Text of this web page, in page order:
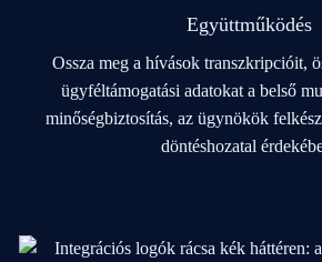
Együttműködés
Ossza meg a hívások transzkripcióit,
ügyféltámogatási adatokat a belső
minőségbiztosítás, az ügynökök
döntéshozatal